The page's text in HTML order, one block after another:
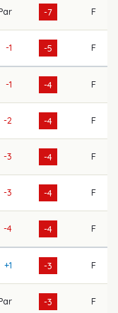
-7 F
-1 -5 F
-1 -4 F
-2 -4 F
-3 -4 F
-3 -4 F
-4 -4 F
+1 -3 F
-3 F